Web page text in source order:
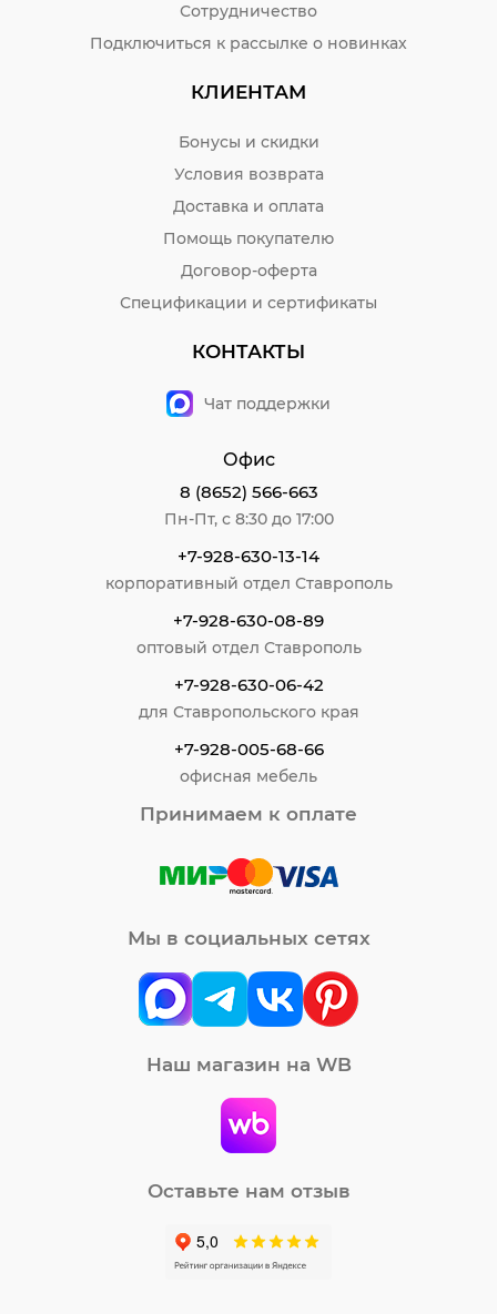
Сотрудничество
Подключиться к рассылке о новинках
КЛИЕНТАМ
Бонусы и скидки
Условия возврата
Доставка и оплата
Помощь покупателю
Договор-оферта
Спецификации и сертификаты
КОНТАКТЫ
Чат поддержки
Офис
8 (8652) 566-663
Пн-Пт, с 8:30 до 17:00
+7-928-630-13-14
корпоративный отдел Ставрополь
+7-928-630-08-89
оптовый отдел Ставрополь
+7-928-630-06-42
для Ставропольского края
+7-928-005-68-66
офисная мебель
Принимаем к оплате
Мы в социальных сетях
Наш магазин на WB
Оставьте нам отзыв